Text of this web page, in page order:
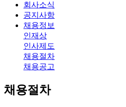
회사소식
공지사항
채용정보
인재상
인사제도
채용절차
채용공고
채용절차